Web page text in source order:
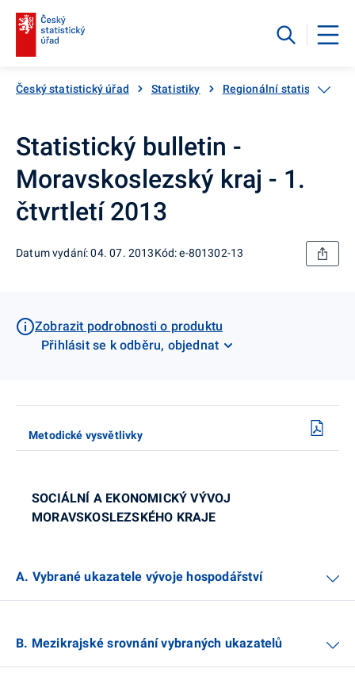
Český statistický úřad Statistiky Regionální statistiky
Statistický bulletin -
Moravskoslezský kraj - 1.
čtvrtletí 2013
Datum vydání: 04. 07. 2013Kód: e-801302-13
Zobrazit podrobnosti o produktu
Přihlásit se k odběru, objednat
Metodické vysvětlivky
SOCIÁLNÍ A EKONOMICKÝ VÝVOJ
MORAVSKOSLEZSKÉHO KRAJE
A. Vybrané ukazatele vývoje hospodářství
B. Mezikrajské srovnání vybraných ukazatelů